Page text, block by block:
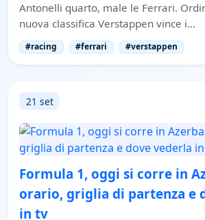
Antonelli quarto, male le Ferrari.
nuova classifica Verstappen vince i…
#racing #ferrari #verstappen
21 set
Formula 1, oggi si corre in
orario, griglia di partenza e
in tv